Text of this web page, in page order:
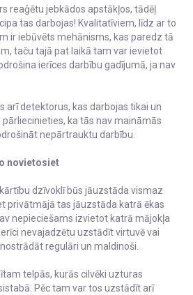
reaģētu jebkādos apstākļos, tādēļ
tas darbojas! Kvalitatīviem, līdz ar to
ir iebūvēts mehānisms, kas paredz tā
taču tajā pat laikā tam var ievietot
ierīces darbību gadījumā, ja nav
arī detektorus, kas darbojas tikai un
ka tās nav maināmās
nepārtrauktu darbību.
novietosiet
dzīvoklī būs jāuzstāda vismaz
privātmājā tas jāuzstāda katrā ēkas
nepieciešams izvietot katrā mājokļa
nevajadzētu uzstādīt virtuvē vai
regulāri un maldinoši.
telpās, kurās cilvēki uzturas
Pēc tam var tos uzstādīt arī